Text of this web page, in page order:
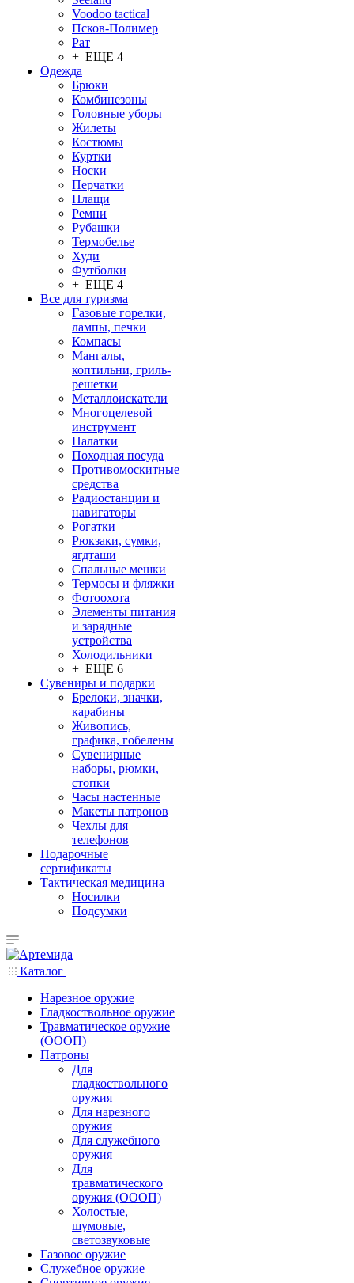
Voodoo tactical
Псков-Полимер
Рат
+ ЕЩЕ 4
Одежда
Брюки
Комбинезоны
Головные уборы
Жилеты
Костюмы
Куртки
Носки
Перчатки
Плащи
Ремни
Рубашки
Термобелье
Худи
Футболки
+ ЕЩЕ 4
Все для туризма
Газовые горелки,
лампы, печки
Компасы
Мангалы,
коптильни, гриль-
решетки
Металлоискатели
Многоцелевой
инструмент
Палатки
Походная посуда
Противомоскитные
средства
Радиостанции и
навигаторы
Рогатки
Рюкзаки, сумки,
ягдташи
Спальные мешки
Термосы и фляжки
Фотоохота
Элементы питания
и зарядные
устройства
Холодильники
+ ЕЩЕ 6
Сувениры и подарки
Брелоки, значки,
карабины
Живопись,
графика, гобелены
Сувенирные
наборы, рюмки,
стопки
Часы настенные
Макеты патронов
Чехлы для
телефонов
Подарочные
сертификаты
Тактическая медицина
Носилки
Подсумки
Каталог
Нарезное оружие
Гладкоствольное оружие
Травматическое оружие
(ОООП)
Патроны
Для
гладкоствольного
оружия
Для нарезного
оружия
Для служебного
оружия
Для
травматического
оружия (ОООП)
Холостые,
шумовые,
светозвуковые
Газовое оружие
Служебное оружие